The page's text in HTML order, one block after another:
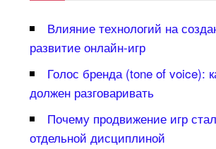
лияние технологий на
развитие онлайн-игр
Голос бренда (tone of voice):
должен разговаривать
Почему продвижение игр
отдельной дисциплиной